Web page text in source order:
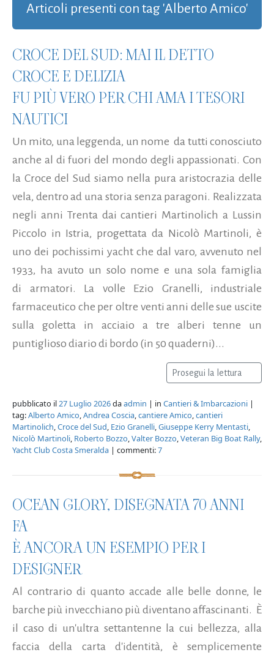
Articoli presenti con tag 'Alberto Amico'
CROCE DEL SUD: MAI IL DETTO
CROCE E DELIZIA
FU PIÙ VERO PER CHI AMA I TESORI
NAUTICI
Un mito, una leggenda, un nome da tutti conosciuto
anche al di fuori del mondo degli appassionati. Con
la Croce del Sud siamo nella pura aristocrazia delle
vela, dentro ad una storia senza paragoni. Realizzata
negli anni Trenta dai cantieri Martinolich a Lussin
Piccolo in Istria, progettata da Nicolò Martinoli, è
uno dei pochissimi yacht che dal varo, avvenuto nel
1933, ha avuto un solo nome e una sola famiglia
di armatori. La volle Ezio Granelli, industriale
farmaceutico che per oltre venti anni delle sue uscite
sulla goletta in acciaio a tre alberi tenne un
puntiglioso diario di bordo (in 50 quaderni)...
Prosegui la lettura
pubblicato il27 Luglio 2026daadmin | in Cantieri & Imbarcazioni |
tag:Alberto Amico,Andrea Coscia,cantiere Amico,cantieri
Martinolich,Croce del Sud, Ezio Granelli,Giuseppe Kerry Mentasti,
Nicolò Martinoli, Roberto Bozzo,Valter Bozzo,Veteran Big Boat Rally,
Yacht Club Costa Smeralda | commenti:7
OCEAN GLORY, DISEGNATA 70 ANNI
FA
È ANCORA UN ESEMPIO PER I
DESIGNER
Al contrario di quanto accade alle belle donne, le
barche più invecchiano più diventano affascinanti. È
il caso di un'ultra settantenne la cui bellezza, alla
faccia della carta d'identità, è semplicemente